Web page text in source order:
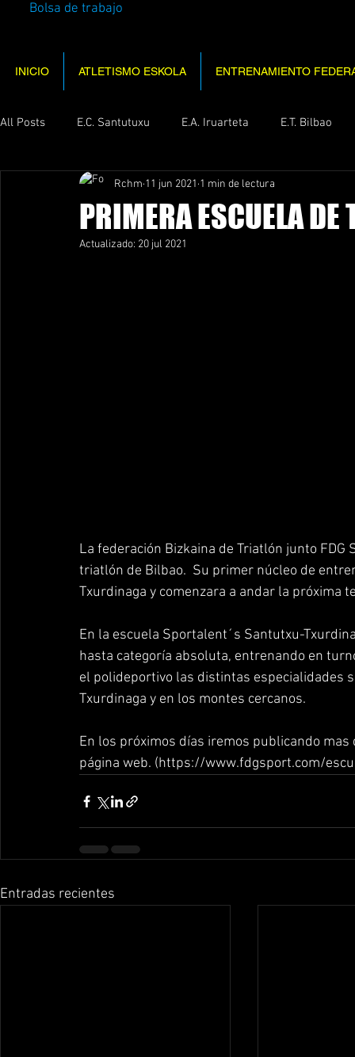
Bolsa de trabajo
INICIO ATLETISMO ESKOLA ENTRENAMIENTO
All Posts E.C. Santutuxu E.A. Iruarteta E.T. Bilbao
PRIMERA ESCUELA DE
Rchm 11 jun 2021 1 min de lectura
Actualizado: 20 jul 2021
La federación Bizkaina de Triatlón junto
triatlón de Bilbao.  Su primer núcleo de
Txurdinaga y comenzara a andar la próxima
En la escuela Sportalent´s Santutxu-
hasta categoría absoluta, entrenando en
el polideportivo las distintas especialidades
Txurdinaga y en los montes cercanos.
En los próximos días iremos publicando
página web. (https://www.fdgsport.com/
Entradas recientes